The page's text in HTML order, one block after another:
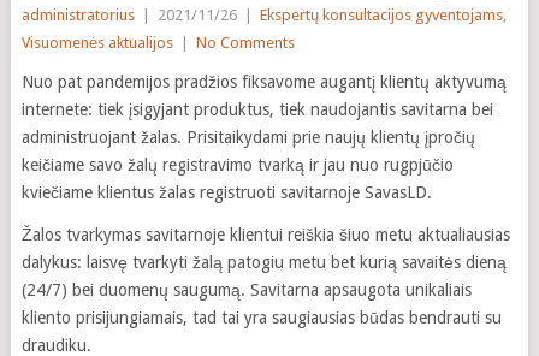
administratorius 2021/11/26 Ekspertų konsultacijos gyventojams,
Visuomenės aktualijos
No Comments
Nuo pat pandemijos pradžios fiksavome augantį klientų aktyvumą
internete: tiek įsigyjant produktus, tiek naudojantis savitarna bei
administruojant žalas. Prisitaikydami prie naujų klientų įpročių
keičiame savo žalų registravimo tvarką ir jau nuo rugpjūčio
kviečiame klientus žalas registruoti savitarnoje SavasLD.
Žalos tvarkymas savitarnoje klientui reiškia šiuo metu aktualiausias
dalykus: laisvę tvarkyti žalą patogiu metu bet kurią savaitės dieną
(24/7) bei duomenų saugumą. Savitarna apsaugota unikaliais
kliento prisijungiamais, tad tai yra saugiausias būdas bendrauti su
draudiku.